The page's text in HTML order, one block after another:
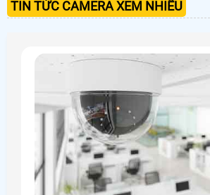
TIN TỨC CAMERA XEM NHIỀU